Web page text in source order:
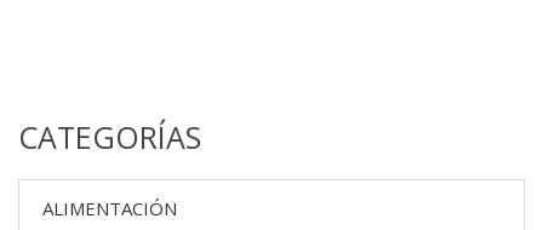
CATEGORÍAS
ALIMENTACIÓN